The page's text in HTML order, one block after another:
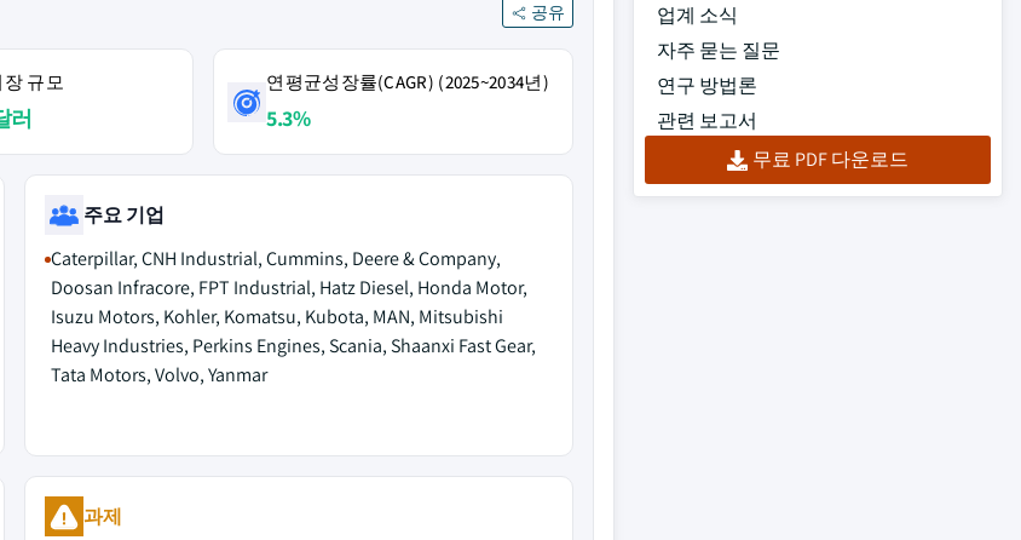
공유
장 규모
러
연평균성장률(CAGR) (2025~2034년)
5.3%
주요 기업
Caterpillar, CNH Industrial, Cummins, Deere & Company,
Doosan Infracore, FPT Industrial, Hatz Diesel, Honda Motor,
Isuzu Motors, Kohler, Komatsu, Kubota, MAN, Mitsubishi
Heavy Industries, Perkins Engines, Scania, Shaanxi Fast Gear,
Tata Motors, Volvo, Yanmar
과제
업계 소식
자주 묻는 질문
연구 방법론
관련 보고서
무료 PDF 다운로드